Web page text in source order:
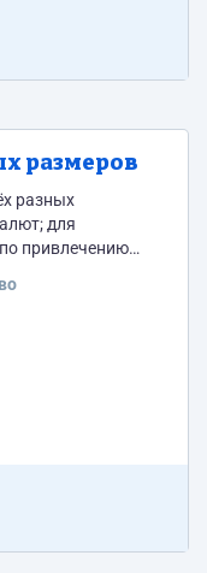
размеров
разных
для
1.